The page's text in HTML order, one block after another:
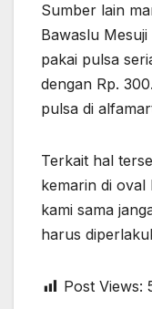
Sumber lain
Bawaslu
pakai pulsa
dengan Rp.
pulsa di
Terkait hal
kemarin di
kami sama
harus
Post Views: